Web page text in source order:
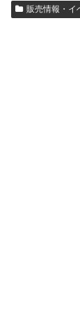
販売情報・イ